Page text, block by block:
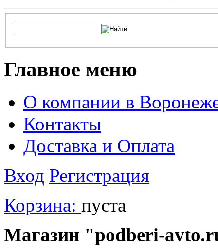
Главное меню
О компании в
Контакты
Доставка и Оплата
Вход Регистрация
Корзина: пуста
Магазин "podberi-